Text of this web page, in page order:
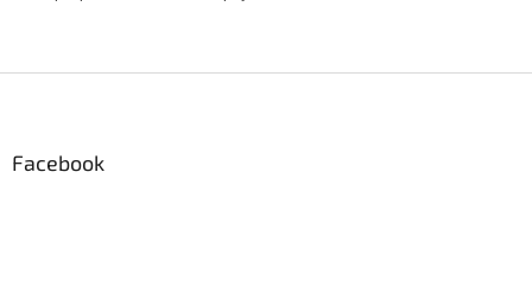
Facebook